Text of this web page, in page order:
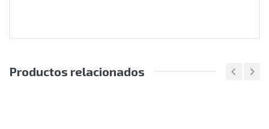
Productos relacionados